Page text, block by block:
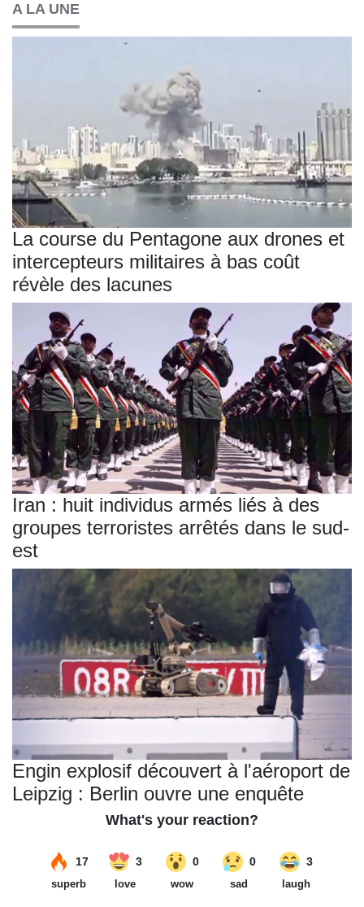
A LA UNE
La course du Pentagone aux drones et
intercepteurs militaires à bas coût
révèle des lacunes
Iran : huit individus armés liés à des
groupes terroristes arrêtés dans le sud-
est
Engin explosif découvert à l'aéroport de
Leipzig : Berlin ouvre une enquête